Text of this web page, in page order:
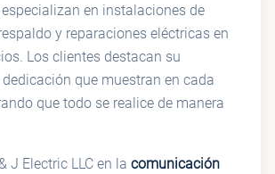
especializan en instalaciones de
y reparaciones eléctricas en
Los clientes destacan su
que muestran en cada
que todo se realice de manera
J Electric LLC en la comunicación